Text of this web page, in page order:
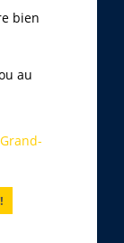
bien
au